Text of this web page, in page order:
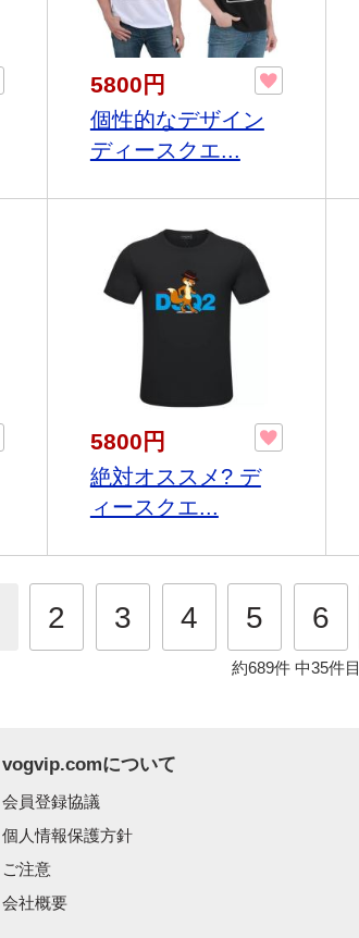
5800円
個性的なデザイン
ディースクエ...
5800円
絶対オススメ? デ
ィースクエ...
2 3 4 5 6
約689件 中35件目
vogvip.comについて
会員登録協議
個人情報保護方針
ご注意
会社概要